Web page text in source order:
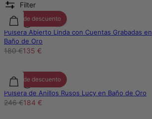
Filter
25% de descuento
Pulsera Abierto Linda con Cuentas Grabadas en
Baño de Oro
180 €135 €
25% de descuento
Pulsera de Anillos Rusos Lucy en Baño de Oro
246 €184 €